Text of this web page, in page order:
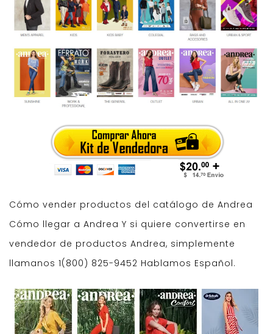
Cómo vender productos del catálogo de Andrea
Cómo llegar a Andrea Y si quiere convertirse en
vendedor de productos Andrea, simplemente
llamanos 1(800) 825-9452 Hablamos Español.